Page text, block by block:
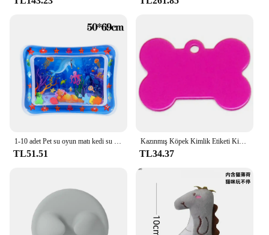
1-10 adet Pet su oyun matı kedi su duyusal oyun matı bebek su emici oyun matı yüzme simidi emekleme paspası kalınlaşmış kedi oyuncak
TL51.51
Kazınmış Köpek Kimlik Etiketi Kişiselleştirilmiş Pet Yaka Kolye Anti-Kayıp Pet Kimlik Etiketi Özelleştirilmiş Kedi Köpek Adı Telefon No. Etiketler Evcil Hayvan Malzemeleri
TL34.37